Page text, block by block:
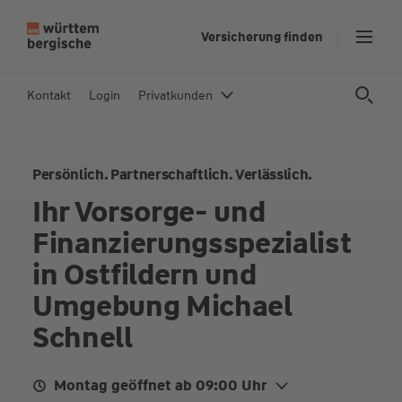
In
Versicherung finden
Kontakt Login Privatkunden
Persönlich. Partnerschaftlich. Verlässlich.
Ihr Vorsorge- und
Finanzierungsspezialist
in Ostfildern und
Umgebung Michael
Schnell
Montag geöffnet ab 09:00 Uhr